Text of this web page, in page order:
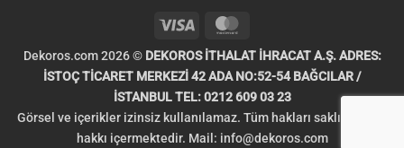
Visa
Dekoros.com 2026 © DEKOROS İTHALAT İHRACAT A.Ş. ADRES:
İSTOÇ TİCARET MERKEZİ 42 ADA NO:52-54 BAĞCILAR /
İSTANBUL TEL: 0212 609 03 23
Görsel ve içerikler izinsiz kullanılamaz. Tüm hakları saklıdır. Telif
hakkı içermektedir. Mail: info@dekoros.com